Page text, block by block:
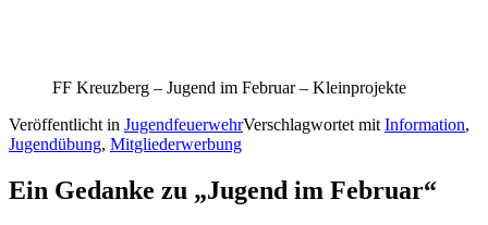
FF Kreuzberg – Jugend im Februar – Kleinprojekte
Veröffentlicht in JugendfeuerwehrVerschlagwortet mit Information,
Jugendübung, Mitgliederwerbung
Ein Gedanke zu „Jugend im Februar“